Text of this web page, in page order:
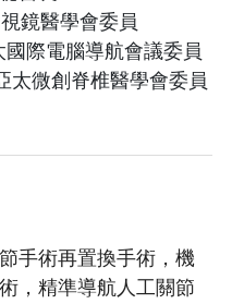
鏡醫學會委員
際電腦導航會議委員
太微創脊椎醫學會委員
手術再置換手術，機
，精準導航人工關節